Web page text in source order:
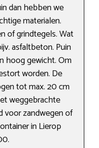
dan hebben we
materialen.
of grindtegels. Wat
asfaltbeton. Puin
hoog gewicht. Om
worden. De
tot max. 20 cm
weggebrachte
voor zandwegen of
in Lierop